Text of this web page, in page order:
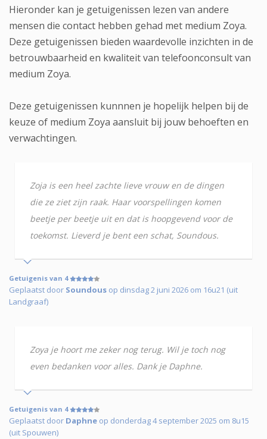
Hieronder kan je getuigenissen lezen van andere
mensen die contact hebben gehad met medium Zoya.
Deze getuigenissen bieden waardevolle inzichten in de
betrouwbaarheid en kwaliteit van telefoonconsult van
medium Zoya.
Deze getuigenissen kunnnen je hopelijk helpen bij de
keuze of medium Zoya aansluit bij jouw behoeften en
verwachtingen.
Zoja is een heel zachte lieve vrouw en de dingen
die ze ziet zijn raak. Haar voorspellingen komen
beetje per beetje uit en dat is hoopgevend voor de
toekomst. Lieverd je bent een schat, Soundous.
Getuigenis van 4
Geplaatst door Soundous op dinsdag 2 juni 2026 om 16u21 (uit
Landgraaf)
Zoya je hoort me zeker nog terug. Wil je toch nog
even bedanken voor alles. Dank je Daphne.
Getuigenis van 4
Geplaatst door Daphne op donderdag 4 september 2025 om 8u15
(uit Spouwen)